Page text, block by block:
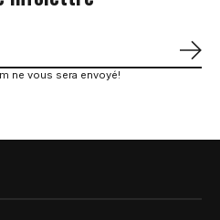
ne vous sera envoyé!